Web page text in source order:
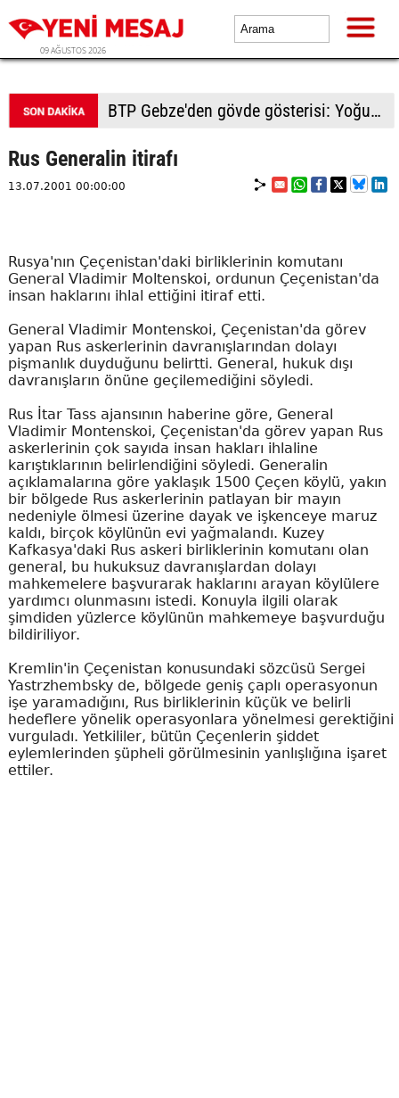
09 AĞUSTOS 2026
BTP Kocaeli'den Darıca çıkarması: Esnaf ve derneklerden yoğun ilgi
Rus Generalin itirafı
13.07.2001 00:00:00
Rusya'nın Çeçenistan'daki birliklerinin komutanı
General Vladimir Moltenskoi, ordunun Çeçenistan'da
insan haklarını ihlal ettiğini itiraf etti.
General Vladimir Montenskoi, Çeçenistan'da görev
yapan Rus askerlerinin davranışlarından dolayı
pişmanlık duyduğunu belirtti. General, hukuk dışı
davranışların önüne geçilemediğini söyledi.
Rus İtar Tass ajansının haberine göre, General
Vladimir Montenskoi, Çeçenistan'da görev yapan Rus
askerlerinin çok sayıda insan hakları ihlaline
karıştıklarının belirlendiğini söyledi. Generalin
açıklamalarına göre yaklaşık 1500 Çeçen köylü, yakın
bir bölgede Rus askerlerinin patlayan bir mayın
nedeniyle ölmesi üzerine dayak ve işkenceye maruz
kaldı, birçok köylünün evi yağmalandı. Kuzey
Kafkasya'daki Rus askeri birliklerinin komutanı olan
general, bu hukuksuz davranışlardan dolayı
mahkemelere başvurarak haklarını arayan köylülere
yardımcı olunmasını istedi. Konuyla ilgili olarak
şimdiden yüzlerce köylünün mahkemeye başvurduğu
bildiriliyor.
Kremlin'in Çeçenistan konusundaki sözcüsü Sergei
Yastrzhembsky de, bölgede geniş çaplı operasyonun
işe yaramadığını, Rus birliklerinin küçük ve belirli
hedeflere yönelik operasyonlara yönelmesi gerektiğini
vurguladı. Yetkililer, bütün Çeçenlerin şiddet
eylemlerinden şüpheli görülmesinin yanlışlığına işaret
ettiler.